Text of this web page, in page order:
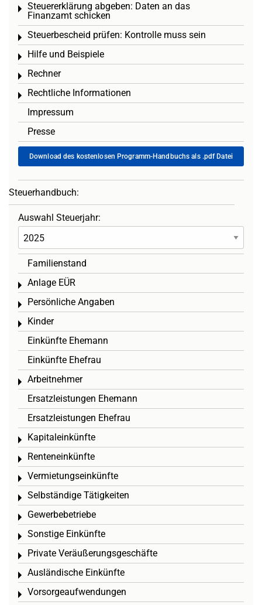
Steuererklärung abgeben: Daten an das
Finanzamt schicken
Toggle menu
Steuerbescheid prüfen: Kontrolle muss sein
Toggle menu
Hilfe und Beispiele
Toggle menu
Rechner
Toggle menu
Rechtliche Informationen
Toggle menu
Impressum
Presse
Download des kostenlosen Programm-Handbuchs als .pdf Datei
Steuerhandbuch:
Auswahl Steuerjahr:
Familienstand
Anlage EÜR
Toggle menu
Persönliche Angaben
Toggle menu
Kinder
Toggle menu
Einkünfte Ehemann
Einkünfte Ehefrau
Arbeitnehmer
Toggle menu
Ersatzleistungen Ehemann
Ersatzleistungen Ehefrau
Kapitaleinkünfte
Toggle menu
Renteneinkünfte
Toggle menu
Vermietungseinkünfte
Toggle menu
Selbständige Tätigkeiten
Toggle menu
Gewerbebetriebe
Toggle menu
Sonstige Einkünfte
Toggle menu
Private Veräußerungsgeschäfte
Toggle menu
Ausländische Einkünfte
Toggle menu
Vorsorgeaufwendungen
Toggle menu